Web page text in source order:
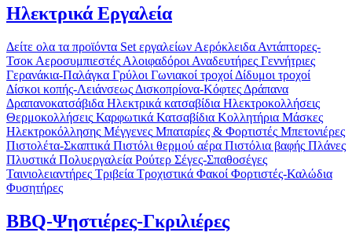
Ηλεκτρικά Εργαλεία
Δείτε ολα τα προϊόντα Set εργαλείων Αερόκλειδα Αντάπτορες-
Τσοκ Αεροσυμπιεστές Αλοιφαδόροι Αναδευτήρες Γεννήτριες
Γερανάκια-Παλάγκα Γρύλοι Γωνιακοί τροχοί Δίδυμοι τροχοί
Δίσκοι κοπής-Λειάνσεως Δισκοπρίονα-Κόφτες Δράπανα
Δραπανοκατσάβιδα Ηλεκτρικά κατσαβίδια Ηλεκτροκολλήσεις
Θερμοκολλήσεις Καρφωτικά Κατσαβίδια Κολλητήρια Μάσκες
Ηλεκτροκόλλησης Μέγγενες Μπαταρίες & Φορτιστές Μπετονιέρες
Πιστολέτα-Σκαπτικά Πιστόλι θερμού αέρα Πιστόλια βαφής Πλάνες
Πλυστικά Πολυεργαλεία Ρούτερ Σέγες-Σπαθοσέγες
Ταινιολειαντήρες Τριβεία Τροχιστικά Φακοί Φορτιστές-Καλώδια
Φυσητήρες
BBQ-Ψηστιέρες-Γκριλιέρες